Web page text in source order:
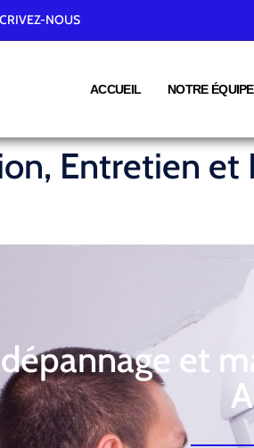
NOUS
ACCUEIL NOTRE ÉQUIPE
Entretien et
et